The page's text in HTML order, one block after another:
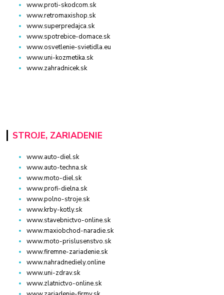
www.proti-skodcom.sk
www.retromaxishop.sk
www.superpredajca.sk
www.spotrebice-domace.sk
www.osvetlenie-svietidla.eu
www.uni-kozmetika.sk
www.zahradnicek.sk
STROJE, ZARIADENIE
www.auto-diel.sk
www.auto-techna.sk
www.moto-diel.sk
www.profi-dielna.sk
www.polno-stroje.sk
www.krby-kotly.sk
www.stavebnictvo-online.sk
www.maxiobchod-naradie.sk
www.moto-prislusenstvo.sk
www.firemne-zariadenie.sk
www.nahradnediely.online
www.uni-zdrav.sk
www.zlatnictvo-online.sk